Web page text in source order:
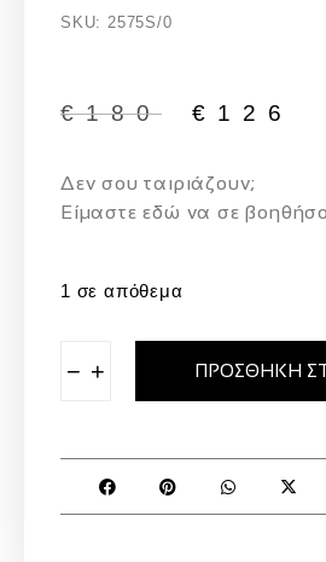
SKU: 2575S/0
€180 € 126
Δεν σου ταιριάζουν;
Eίμαστε εδώ να σε
1 σε απόθεμα
− + ΠΡΟΣΘΉΚΗ